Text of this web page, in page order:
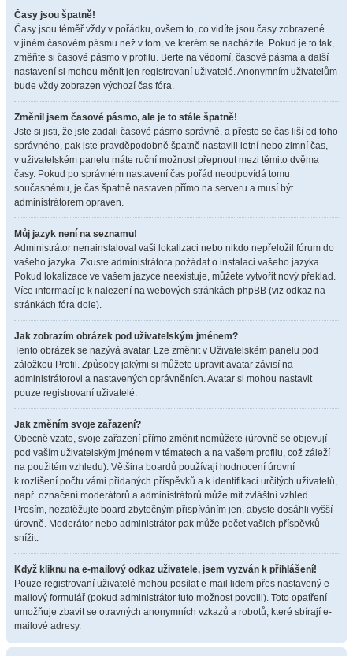
Časy jsou špatně!
Časy jsou téměř vždy v pořádku, ovšem to, co vidíte jsou časy zobrazené
v jiném časovém pásmu než v tom, ve kterém se nacházíte. Pokud je to tak,
změňte si časové pásmo v profilu. Berte na vědomí, časové pásma a další
nastavení si mohou měnit jen registrovaní uživatelé. Anonymním uživatelům
bude vždy zobrazen výchozí čas fóra.
Změnil jsem časové pásmo, ale je to stále špatně!
Jste si jisti, že jste zadali časové pásmo správně, a přesto se čas liší od toho
správného, pak jste pravděpodobně špatně nastavili letní nebo zimní čas,
v uživatelském panelu máte ruční možnost přepnout mezi těmito dvěma
časy. Pokud po správném nastavení čas pořád neodpovídá tomu
současnému, je čas špatně nastaven přímo na serveru a musí být
administrátorem opraven.
Můj jazyk není na seznamu!
Administrátor nenainstaloval vaši lokalizaci nebo nikdo nepřeložil fórum do
vašeho jazyka. Zkuste administrátora požádat o instalaci vašeho jazyka.
Pokud lokalizace ve vašem jazyce neexistuje, můžete vytvořit nový překlad.
Více informací je k nalezení na webových stránkách phpBB (viz odkaz na
stránkách fóra dole).
Jak zobrazím obrázek pod uživatelským jménem?
Tento obrázek se nazývá avatar. Lze změnit v Uživatelském panelu pod
záložkou Profil. Způsoby jakými si můžete upravit avatar závisí na
administrátorovi a nastavených oprávněních. Avatar si mohou nastavit
pouze registrovaní uživatelé.
Jak změním svoje zařazení?
Obecně vzato, svoje zařazení přímo změnit nemůžete (úrovně se objevují
pod vaším uživatelským jménem v tématech a na vašem profilu, což záleží
na použitém vzhledu). Většina boardů používají hodnocení úrovní
k rozlišení počtu vámi přidaných příspěvků a k identifikaci určitých uživatelů,
např. označení moderátorů a administrátorů může mít zvláštní vzhled.
Prosím, nezatěžujte board zbytečným přispíváním jen, abyste dosáhli vyšší
úrovně. Moderátor nebo administrátor pak může počet vašich příspěvků
snížit.
Když kliknu na e-mailový odkaz uživatele, jsem vyzván k přihlášení!
Pouze registrovaní uživatelé mohou posílat e-mail lidem přes nastavený e-
mailový formulář (pokud administrátor tuto možnost povolil). Toto opatření
umožňuje zbavit se otravných anonymních vzkazů a robotů, které sbírají e-
mailové adresy.